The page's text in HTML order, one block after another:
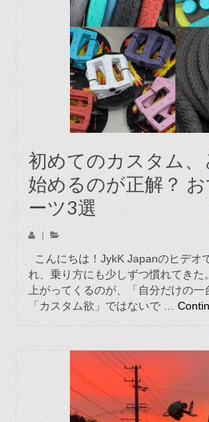
初めてのカスタム、
始めるのが正解？
ーツ3選
こんにちは！JykK Japanのヒデオ
れ、乗り方にも少しずつ慣れてきた
上がってくるのが、「自分だけの一
「カスタム欲」ではないで …